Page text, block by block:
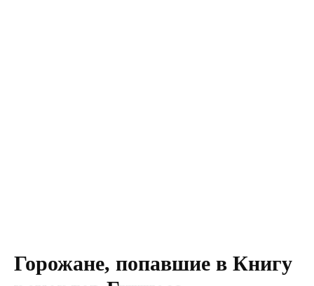
Горожане, попавшие в Книгу